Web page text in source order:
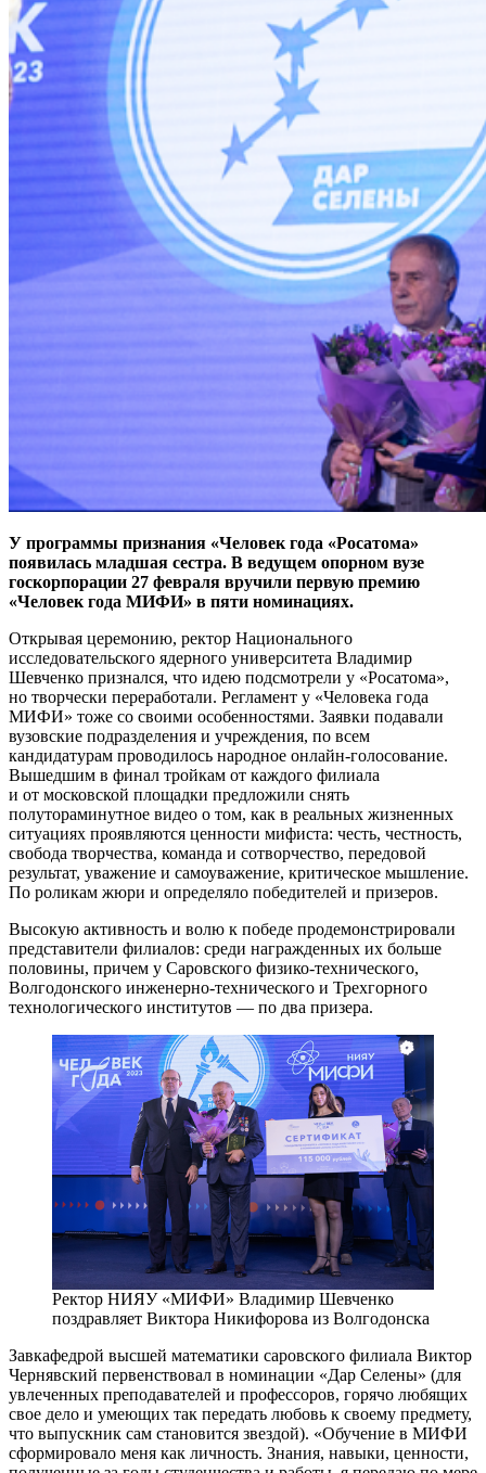
У программы признания «Человек года «Росатома»
появилась младшая сестра. В ведущем опорном вузе
госкорпорации 27 февраля вручили первую премию
«Человек года МИФИ» в пяти номинациях.
Открывая церемонию, ректор Национального
исследовательского ядерного университета Владимир
Шевченко признался, что идею подсмотрели у «Росатома»,
но творчески переработали. Регламент у «Человека года
МИФИ» тоже со своими особенностями. Заявки подавали
вузовские подразделения и учреждения, по всем
кандидатурам проводилось народное онлайн-голосование.
Вышедшим в финал тройкам от каждого филиала
и от московской площадки предложили снять
полутораминутное видео о том, как в реальных жизненных
ситуациях проявляются ценности мифиста: честь, честность,
свобода творчества, команда и сотворчество, передовой
результат, уважение и самоуважение, критическое мышление.
По роликам жюри и определяло победителей и призеров.
Высокую активность и во­лю к победе продемонстрировали
представители филиалов: ​среди награжденных их больше
половины, причем у Саровского физико-технического,
Волгодонского инженерно-технического и Трехгорного
технологического институтов — ​по два призера.
Ректор НИЯУ «МИФИ» Владимир Шевченко
поздравляет Виктора Никифорова из Волгодонска
Завкафедрой высшей математики саровского филиала Виктор
Чернявский первенствовал в номинации «Дар Селены» (для
увлеченных преподавателей и профессоров, горячо любящих
свое дело и умеющих так передать любовь к своему предмету,
что выпускник сам становится звездой). «Обучение в МИФИ
сформировало меня как личность. Знания, навыки, ценности,